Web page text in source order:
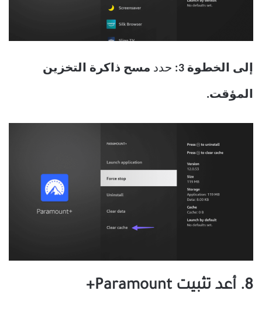
إلى الخطوة 3: حدد مسح ذاكرة التخزين
المؤقت.
8. أعد تثبيت Paramount+